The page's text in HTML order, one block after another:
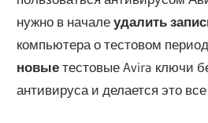
нужно в началеудалить
компьютера о тестовом
новыетестовые Avira ключи
антивируса и делается это